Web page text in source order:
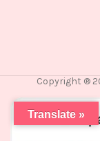
Copyright ®
Translate »